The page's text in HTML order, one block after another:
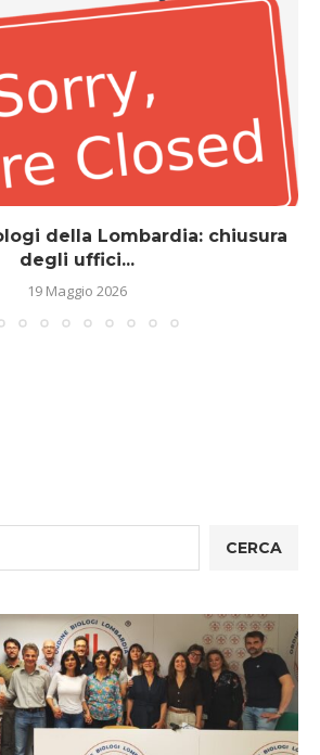
della Lombardia: chiusura
degli uffici...
19 Maggio 2026
CERCA